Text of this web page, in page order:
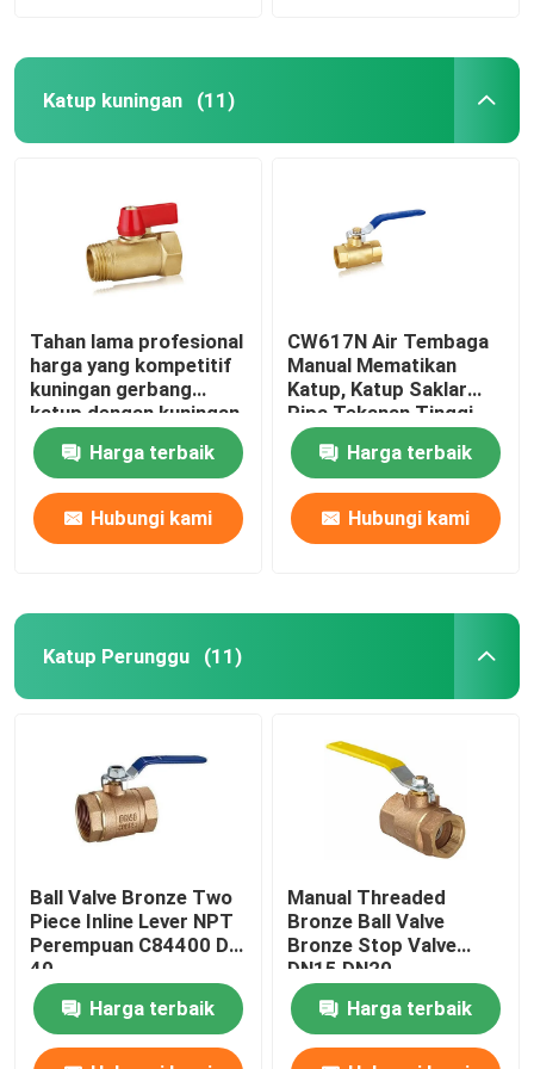
Katup kuningan (11)
Tahan lama profesional
harga yang kompetitif
kuningan gerbang
katup dengan kuningan
1/2 inch bola katup
drainerHarga terbaik
Hubungi kami
CW617N Air Tembaga
Manual Mematikan
Katup, Katup Saklar
Pipa Tekanan Tinggi
Harga terbaik
Hubungi kami
Katup Perunggu (11)
Ball Valve Bronze Two
Piece Inline Lever NPT
Perempuan C84400 DN
40
Harga terbaik
Manual Threaded
Bronze Ball Valve
Bronze Stop Valve
DN15 DN20
Harga terbaik